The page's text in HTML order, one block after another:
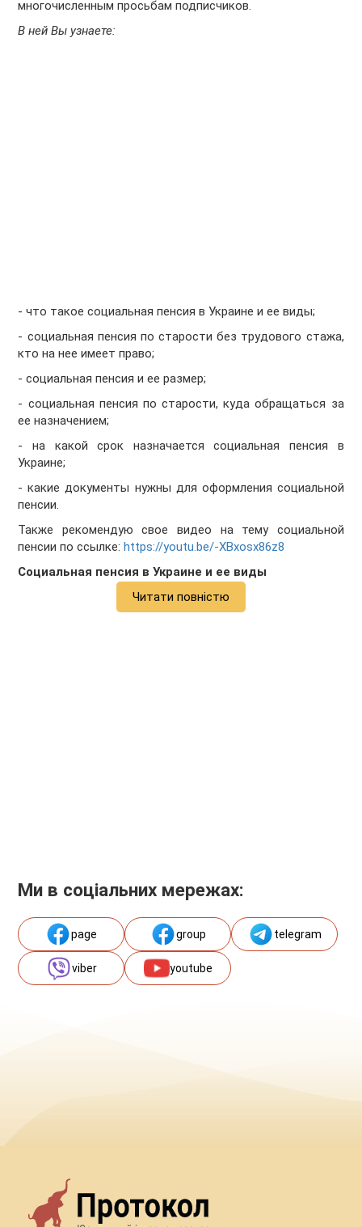
многочисленным просьбам подписчиков.
В ней Вы узнаете:
- что такое социальная пенсия в Украине и ее виды;
- социальная пенсия по старости без трудового стажа,
кто на нее имеет право;
- социальная пенсия и ее размер;
- социальная пенсия по старости, куда обращаться за
ее назначением;
- на какой срок назначается социальная пенсия в
Украине;
- какие документы нужны для оформления социальной
пенсии.
Также рекомендую свое видео на тему социальной
пенсии по ссылке:https://youtu.be/-XBxosx86z8
Социальная пенсия в Украине и ее виды
Читати повністю
Ми в соціальних мережах:
page group telegram
viber youtube